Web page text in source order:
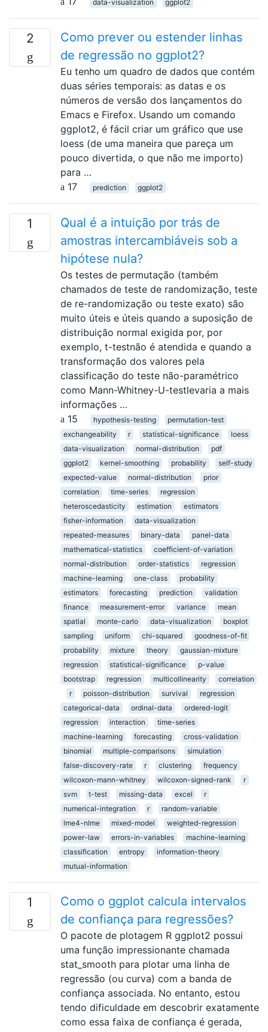
data-visualization ggplot2
2
Como prever ou estender linhas
de regressão no ggplot2?
Eu tenho um quadro de dados que contém
duas séries temporais: as datas e os
números de versão dos lançamentos do
Emacs e Firefox. Usando um comando
ggplot2, é fácil criar um gráfico que use
loess (de uma maneira que pareça um
pouco divertida, o que não me importo)
para …
17
prediction ggplot2
1
Qual é a intuição por trás de
amostras intercambiáveis ​​sob a
hipótese nula?
Os testes de permutação (também
chamados de teste de randomização, teste
de re-randomização ou teste exato) são
muito úteis e úteis quando a suposição de
distribuição normal exigida por, por
exemplo, t-testnão é atendida e quando a
transformação dos valores pela
classificação do teste não-paramétrico
como Mann-Whitney-U-testlevaria a mais
informações …
15
hypothesis-testing
permutation-test
exchangeability
r statistical-significance
loess
data-visualization
normal-distribution
pdf
ggplot2
kernel-smoothing probability
self-study
expected-value
normal-distribution
prior
correlation
time-series
regression
heteroscedasticity
estimation
estimators
fisher-information
data-visualization
repeated-measures
binary-data
panel-data
mathematical-statistics
coefficient-of-variation
normal-distribution
order-statistics
regression
machine-learning
one-class
probability
estimators
forecasting prediction
validation
finance
measurement-error variance
mean
spatial
monte-carlo data-visualization
boxplot
sampling
uniform chi-squared
goodness-of-fit
probability
mixture theory
gaussian-mixture
regression
statistical-significance
p-value
bootstrap
regression multicollinearity
correlation
r
poisson-distribution survival
regression
categorical-data
ordinal-data
ordered-logit
regression
interaction
time-series
machine-learning
forecasting
cross-validation
binomial
multiple-comparisons
simulation
false-discovery-rate
r clustering
frequency
wilcoxon-mann-whitney
wilcoxon-signed-rank
r
svm
t-test missing-data excel
r
numerical-integration
r
random-variable
lme4-nlme
mixed-model
weighted-regression
power-law
errors-in-variables
machine-learning
classification
entropy
information-theory
mutual-information
1
Como o ggplot calcula intervalos
de confiança para regressões?
O pacote de plotagem R ggplot2 possui
uma função impressionante chamada
stat_smooth para plotar uma linha de
regressão (ou curva) com a banda de
confiança associada. No entanto, estou
tendo dificuldade em descobrir exatamente
como essa faixa de confiança é gerada,